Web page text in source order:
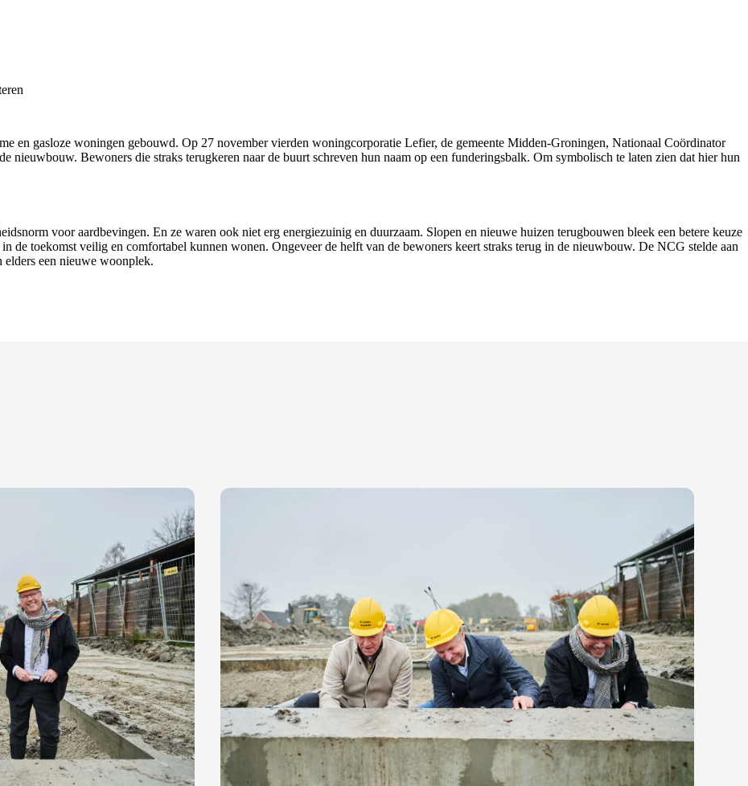
en gasloze woningen gebouwd. Op 27 november vierden woningcorporatie Lefier, de gemeente Midden-Groningen, Nationaal Coördinator
nieuwbouw. Bewoners die straks terugkeren naar de buurt schreven hun naam op een funderingsbalk. Om symbolisch te laten zien dat hier hun
voor aardbevingen. En ze waren ook niet erg energiezuinig en duurzaam. Slopen en nieuwe huizen terugbouwen bleek een betere keuze
de toekomst veilig en comfortabel kunnen wonen. Ongeveer de helft van de bewoners keert straks terug in de nieuwbouw. De NCG stelde aan
elders een nieuwe woonplek.